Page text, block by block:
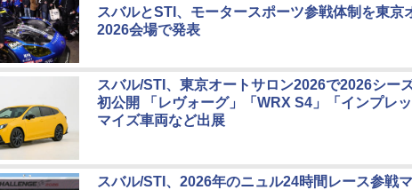
スバルとSTI、モータースポーツ参戦体制を東京
2026会場で発表
スバル/STI、東京オートサロン2026で2026シー
初公開 「レヴォーグ」「WRX S4」「インプレ
マイズ車両など出展
スバル/STI、2026年のニュル24時間レース参戦